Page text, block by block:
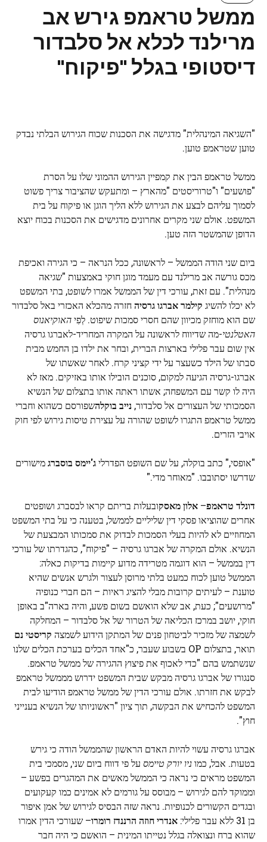
ממשל טראמפ גירש אב
מרילנד לכלא אל סלבדור
דיסטופי בגלל "פיקוח"
"השגיאה המינהלית" מדגישה את הסכנות שכוח הגירוש הבלתי נבדק
טוען שטראמפ טוען.
ממשל טראמפ הבין את קמפיין הגירוש ההמוני שלו על הסרת
"פושעים" ו"טרוריסטים "מהארץ – ומתעקש שהציבור צריך פשוט
לסמוך עליהם לבצע את הגירוש ללא הליך הוגן או פיקוח על בית
המשפט. אולם שני מקרים אחרונים מדגישים את הסכנות בכוח יוצא
הדופן שהמשטר הזה טען.
ביום שני הודה הממשל – לראשונה, ככל הנראה – כי הגירה ואכיפת
מכס גורשה אב מרילנד עם מעמד מוגן חוקי באמצעות "שגיאה
מנהלית". עם זאת, עורכי דין של הממשל אמרו לשופט, בתי המשפט
לא יכלו להשיג קילמר אברגו גרסיהחזרה מהכלא האכזרי באל סלבדור
שם הוא מוחזק מכיוון שהם חסרי סמכות שיפוט. לְפִיהאוקיאנוס
האטלנטי-מה שדיווח לראשונה על המקרה המחריד-לאברגו גרסיה
אין שום עבר פלילי בארצות הברית, ובחר את ילדו בן החמש מבית
סבתו של הילד כשעצר על ידי קציני קרח. לאחר שאשתו של
אברגו-גרסיה הגיעה למקום, סוכנים הובילו אותו באזיקים. מאז לא
היה לו קשר עם המשפחה; אשתו ראתה אותו בתצלום של הנשיא
הסמכותי של העצורים אל סלבדור, נייב בוקלהשפורסם כשהוא וחברי
ממשל טראמפ התגרו לשופט שהורה על עצירת טיסות גירוש לפי חוק
אויבי הזרים.
"אופסי," כתב בוקלה, על שם השופט הפדרליג'יימס בוסברגמישורים
שדרשו יסתובבו. "מאוחר מדי."
דונלד טראמפ– אלון מאסקובעלות בריתם קראו לבסברג ושופטים
אחרים שהוציאו פסקי דין שליליים לממשל, בטענה כי על בתי המשפט
המחוזיים לא להיות בעלי הסמכות לבדוק את סמכותו המבצעת של
הנשיא. אולם המקרה של אברגו גרסיה – "פיקוח", כהגדרתו של עורכי
דין בממשל – הוא דוגמה מטרידה מדוע קיימות בדיקות כאלה:
הממשל טוען לכוח כמעט בלתי מרוסן לעצור ולגרש אנשים שהיא
טוענת – לעיתים קרובות מבלי להציג ראיות – הם חברי כנופיה
"מרושעים"; כעת, אב שלא הואשם בשום פשע, והיה בארה"ב באופן
חוקי, יושב במרכז הכליאה של הטרור של אל סלבדור – המחלקה
לשמצה של מזכיר לביטחון פנים של המתקן הידוע לשמצה קריסטי נם
תואר, בתצלום OP בשבוע שעבר, כ"אחד הכלים בערכת הכלים שלנו
שנשתמש בהם "כדי לאכוף את פיצוץ ההגירה של ממשל טראמפ.
סנגורו של אברגו גרסיה מבקש שבית המשפט ידרוש מממשל טראמפ
לבקש את חזרתו. אולם עורכי הדין של ממשל טראמפ הודיעו לבית
המשפט להכחיש את הבקשה, תוך ציון "ראשוניותו של הנשיא בענייני
חוץ".
אברגו גרסיה עשוי להיות האדם הראשון שהממשל הודה כי גירש
בטעות. אבל, כמוניו יורק טיימס על פי דווח ביום שני, מסמכי בית
המשפט מראים כי נראה כי הממשל מאשים את המהגרים בפשע –
וממוקד להם לגירוש – מבוסס על גורמים לא אמינים כמו קעקועים
ובגדים הקשורים לכנופיות. נראה שזה הבסיס לגירוש של אמן איפור
בן 31 ללא עבר פלילי:
אנדרי חוזה הרננדז רומרו– שעורכי הדין אמרו
שהוא ברח ונצואלה בגלל נטייתו המינית – הואשם כי היה חבר